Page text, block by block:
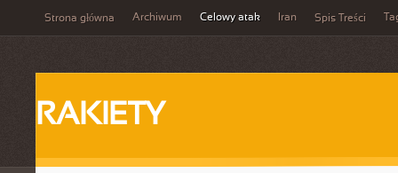
Strona główna Archiwum Celowy atak Iran Spis Treści
RAKIETY